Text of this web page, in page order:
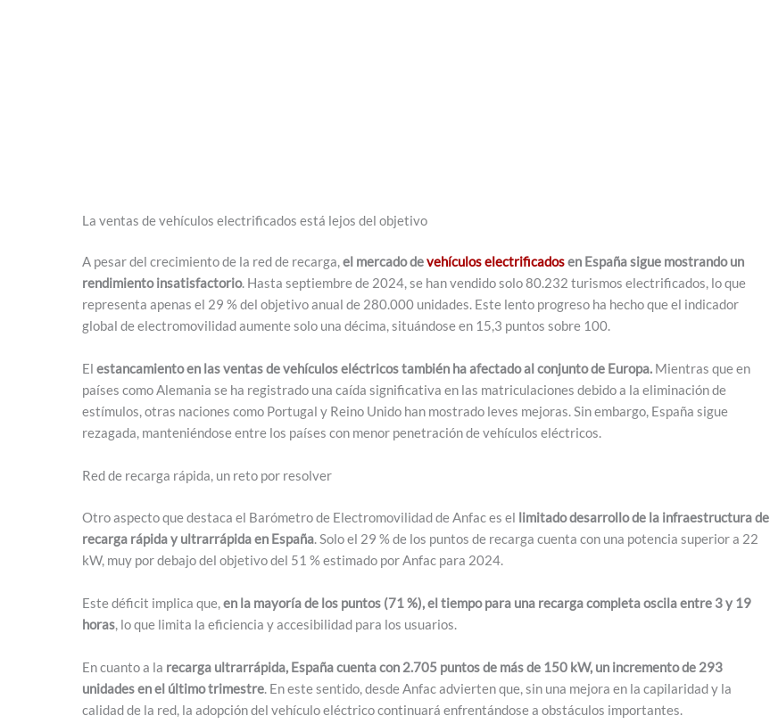
La ventas de vehículos electrificados está lejos del objetivo
A pesar del crecimiento de la red de recarga,el mercado devehículos electrificadosen España sigue mostrando un
rendimiento insatisfactorio. Hasta septiembre de 2024, se han vendido solo 80.232 turismos electrificados, lo que
representa apenas el 29 % del objetivo anual de 280.000 unidades. Este lento progreso ha hecho que el indicador
global de electromovilidad aumente solo una décima, situándose en 15,3 puntos sobre 100.
El estancamiento en las ventas de vehículos eléctricos también ha afectado al conjunto de Europa. Mientras que en
países como Alemania se ha registrado una caída significativa en las matriculaciones debido a la eliminación de
estímulos, otras naciones como Portugal y Reino Unido han mostrado leves mejoras. Sin embargo, España sigue
rezagada, manteniéndose entre los países con menor penetración de vehículos eléctricos.
Red de recarga rápida, un reto por resolver
Otro aspecto que destaca el Barómetro de Electromovilidad de Anfac es el limitado desarrollo de la infraestructura de
recarga rápida y ultrarrápida en España. Solo el 29 % de los puntos de recarga cuenta con una potencia superior a 22
kW, muy por debajo del objetivo del 51 % estimado por Anfac para 2024.
Este déficit implica que,en la mayoría de los puntos (71 %), el tiempo para una recarga completa oscila entre 3 y 19
horas, lo que limita la eficiencia y accesibilidad para los usuarios.
En cuanto a la recarga ultrarrápida, España cuenta con 2.705 puntos de más de 150 kW, un incremento de 293
unidades en el último trimestre. En este sentido, desde Anfac advierten que, sin una mejora en la capilaridad y la
calidad de la red, la adopción del vehículo eléctrico continuará enfrentándose a obstáculos importantes.